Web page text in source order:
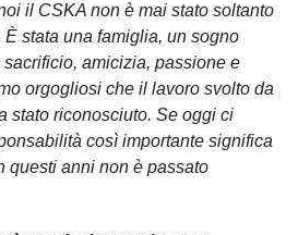
il CSKA non è mai stato soltanto
stata una famiglia, un sogno
amicizia, passione e
orgogliosi che il lavoro svolto da
stato riconosciuto. Se oggi ci
così importante significa
questi anni non è passato